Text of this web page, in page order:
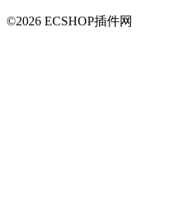
©2026 ECSHOP插件网